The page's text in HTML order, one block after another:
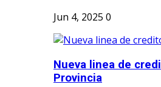
Jun 4, 2025 0
Nueva linea de
Provincia